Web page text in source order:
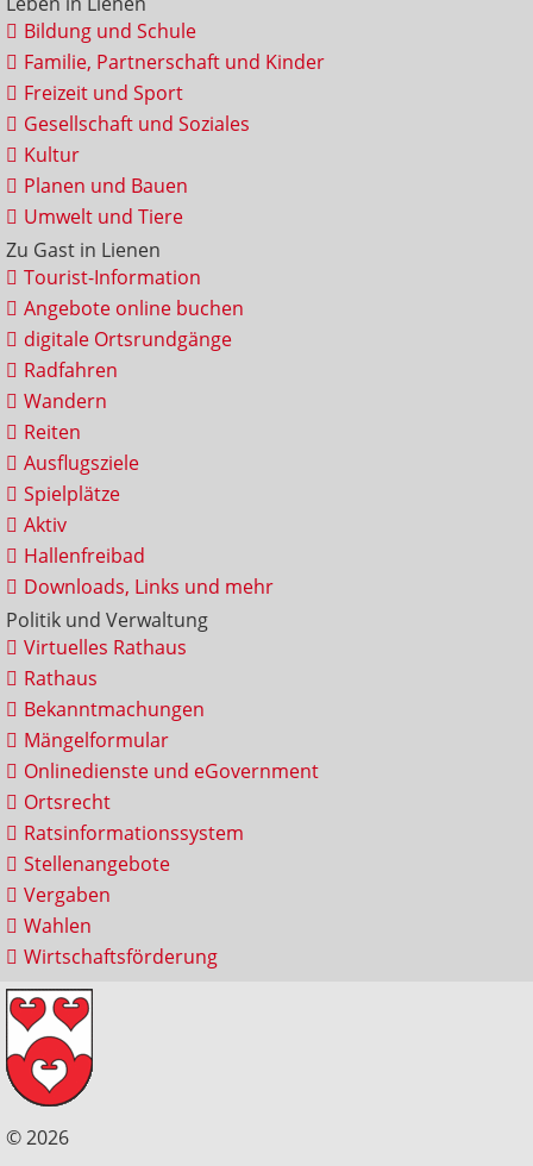
Bildung und Schule
Familie, Partnerschaft und Kinder
Freizeit und Sport
Gesellschaft und Soziales
Kultur
Planen und Bauen
Umwelt und Tiere
Zu Gast in Lienen
Tourist-Information
Angebote online buchen
digitale Ortsrundgänge
Radfahren
Wandern
Reiten
Ausflugsziele
Spielplätze
Aktiv
Hallenfreibad
Downloads, Links und mehr
Politik und Verwaltung
Virtuelles Rathaus
Rathaus
Bekanntmachungen
Mängelformular
Onlinedienste und eGovernment
Ortsrecht
Ratsinformationssystem
Stellenangebote
Vergaben
Wahlen
Wirtschaftsförderung
© 2026